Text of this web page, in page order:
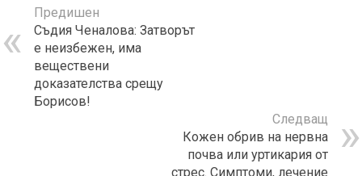
Предишен
Съдия Ченалова: Затворът
е неизбежен, има
веществени
доказателства срещу
Борисов!
Следващ
Кожен обрив на нервна
почва или уртикария от
стрес. Симптоми, лечение